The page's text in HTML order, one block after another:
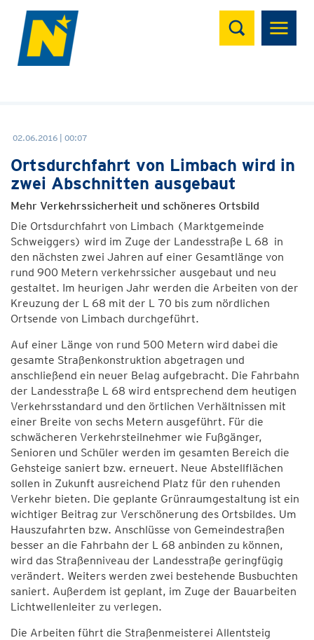
Suchen
02.06.2016 | 00:07
Ortsdurchfahrt von Limbach wird in
zwei Abschnitten ausgebaut
Mehr Verkehrssicherheit und schöneres Ortsbild
Die Ortsdurchfahrt von Limbach (Marktgemeinde
Schweiggers) wird im Zuge der Landesstraße L 68 in
den nächsten zwei Jahren auf einer Gesamtlänge von
rund 900 Metern verkehrssicher ausgebaut und neu
gestaltet. Im heurigen Jahr werden die Arbeiten von der
Kreuzung der L 68 mit der L 70 bis zum nördlichen
Ortsende von Limbach durchgeführt.
Auf einer Länge von rund 500 Metern wird dabei die
gesamte Straßenkonstruktion abgetragen und
anschließend ein neuer Belag aufgebracht. Die Fahrbahn
der Landesstraße L 68 wird entsprechend dem heutigen
Verkehrsstandard und den örtlichen Verhältnissen mit
einer Breite von sechs Metern ausgeführt. Für die
schwächeren Verkehrsteilnehmer wie Fußgänger,
Senioren und Schüler werden im gesamten Bereich die
Gehsteige saniert bzw. erneuert. Neue Abstellflächen
sollen in Zukunft ausreichend Platz für den ruhenden
Verkehr bieten. Die geplante Grünraumgestaltung ist ein
wichtiger Beitrag zur Verschönerung des Ortsbildes. Um
Hauszufahrten bzw. Anschlüsse von Gemeindestraßen
besser an die Fahrbahn der L 68 anbinden zu können,
wird das Straßenniveau der Landesstraße geringfügig
verändert. Weiters werden zwei bestehende Busbuchten
saniert. Außerdem ist geplant, im Zuge der Bauarbeiten
Lichtwellenleiter zu verlegen.
Die Arbeiten führt die Straßenmeisterei Allentsteig